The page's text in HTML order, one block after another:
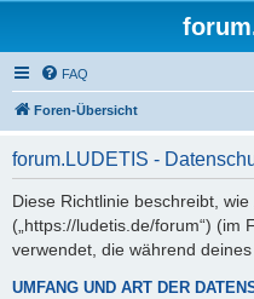
FAQ
Foren-Übersicht
forum.LUDETIS -
Diese Richtlinie beschreibt, wie
(„https://ludetis.de/forum“) (im
verwendet, die während
UMFANG UND ART DER